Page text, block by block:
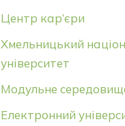
Центр кар’єри
Хмельницький
університет
Модульне
Електронний